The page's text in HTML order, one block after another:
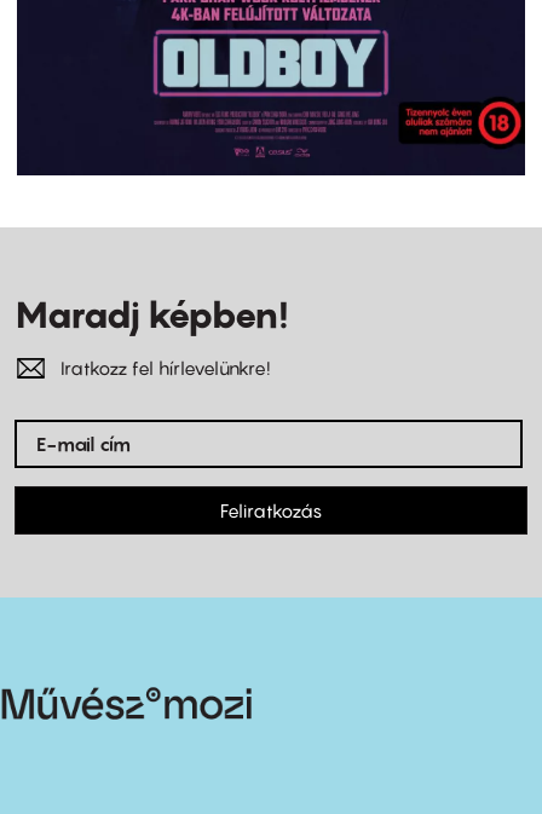
Maradj képben!
Iratkozz fel hírlevelünkre!
Feliratkozás